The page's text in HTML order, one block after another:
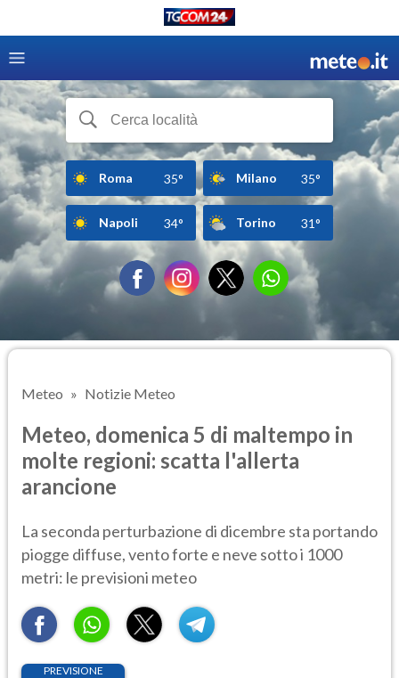
Roma 35° Milano 35°
Napoli 34° Torino 31°
Meteo Notizie Meteo
Meteo, domenica 5 di maltempo in
molte regioni: scatta l'allerta
arancione
La seconda perturbazione di dicembre sta portando
piogge diffuse, vento forte e neve sotto i 1000
metri: le previsioni meteo
PREVISIONE